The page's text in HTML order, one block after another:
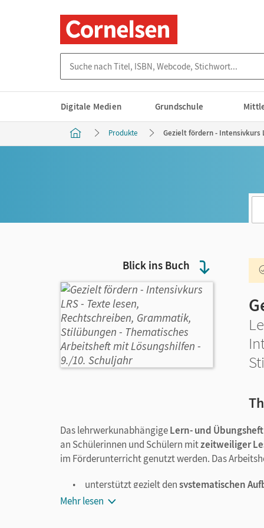
Digitale Medien Grundschule
Produkte Gezielt fördern - Intensivkurs
Blick ins Buch
Das lehrwerkunabhängigeLern- und
an Schülerinnen und Schülern mitzeitweiliger
im Förderunterricht genutzt werden. Das
unterstützt gezielt densystematischen
umfasst
Mehr lesen